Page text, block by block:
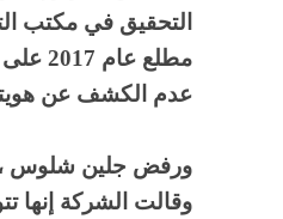
التحقيق في مكتب
مطلع
عدم الكشف عن
ورفض جلين شلوس ،
وقالت الشركة إنها